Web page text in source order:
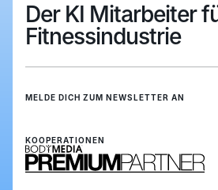
Der KI Mitarbeiter
Fitnessindustrie
MELDE DICH ZUM NEWSLETTER AN
Anmelden
KOOPERATIONEN